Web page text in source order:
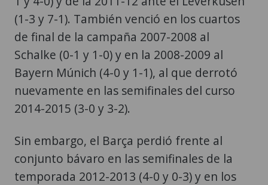
(1-3 y 7-1). También venció en los cuartos
de final de la campaña 2007-2008 al
Schalke (0-1 y 1-0) y en la 2008-2009 al
Bayern Múnich (4-0 y 1-1), al que derrotó
nuevamente en las semifinales del curso
2014-2015 (3-0 y 3-2).
Sin embargo, el Barça perdió frente al
conjunto bávaro en las semifinales de la
temporada 2012-2013 (4-0 y 0-3) y en los